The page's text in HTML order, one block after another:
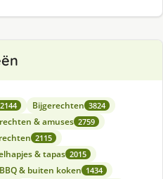
Bijgerechten 3824
& amuses 2759
2115
& tapas 2015
BBQ & buiten koken 1434